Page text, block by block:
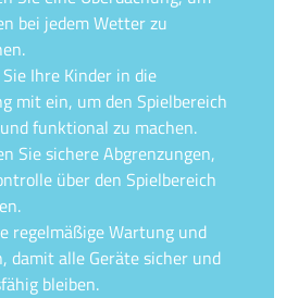
bei jedem Wetter zu
Ihre Kinder in die
mit ein, um den Spielbereich
funktional zu machen.
Sie sichere Abgrenzungen,
über den Spielbereich
regelmäßige Wartung und
damit alle Geräte sicher und
bleiben.